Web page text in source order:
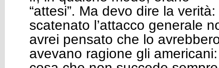
“attesi”. Ma devo dire la
scatenato l’attacco generale
avrei pensato che lo
avevano ragione gli americani: